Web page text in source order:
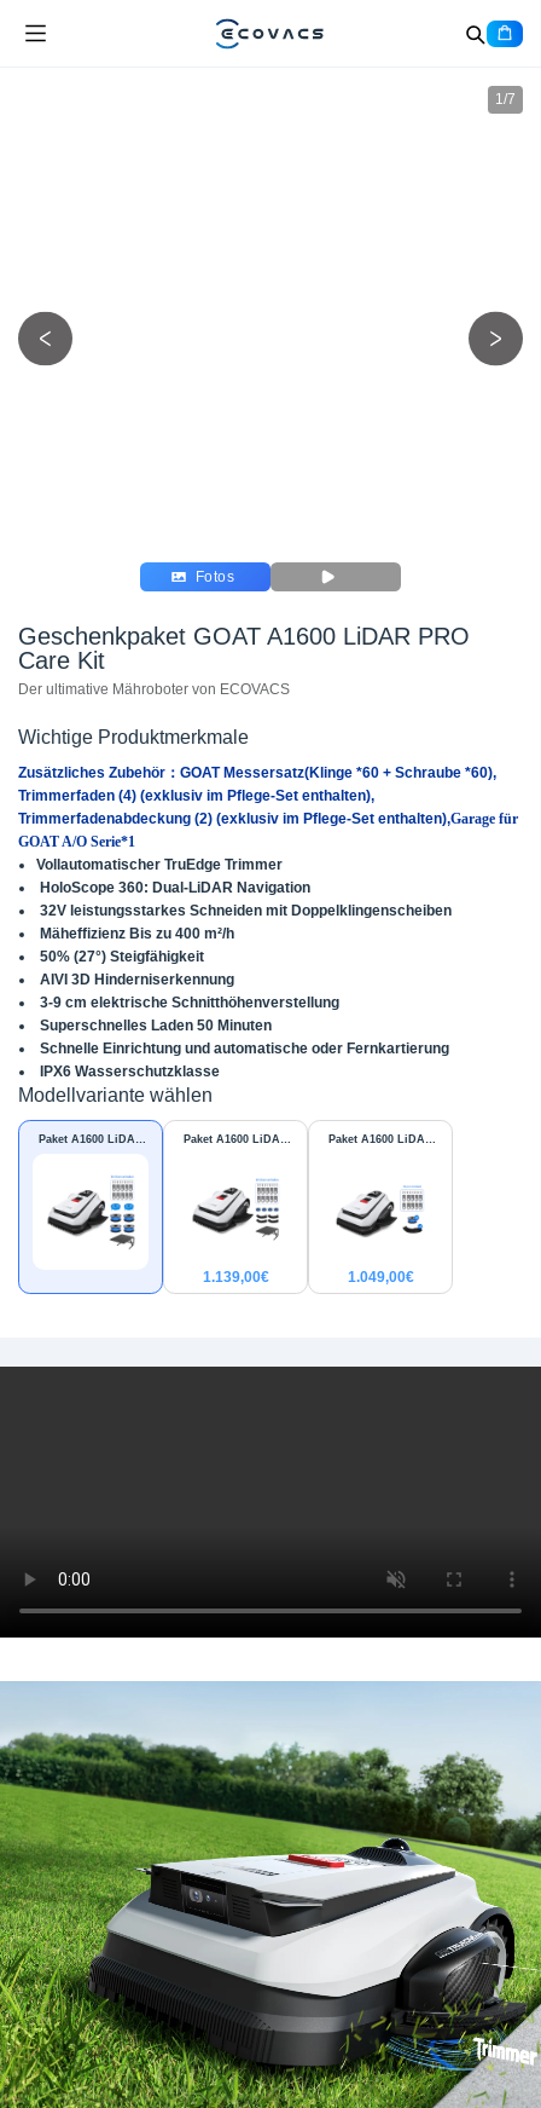
1/7
Fotos
Geschenkpaket GOAT A1600 LiDAR PRO
Care Kit
Der ultimative Mähroboter von ECOVACS
Wichtige Produktmerkmale
Zusätzliches Zubehör：GOAT Messersatz(Klinge *60 + Schraube *60),
Trimmerfaden (4) (exklusiv im Pflege-Set enthalten),
Trimmerfadenabdeckung (2) (exklusiv im Pflege-Set enthalten),Garage für
GOAT A/O Serie*1
Vollautomatischer TruEdge Trimmer
HoloScope 360: Dual-LiDAR Navigation
32V leistungsstarkes Schneiden mit Doppelklingenscheiben
Mäheffizienz Bis zu 400 m²/h
50% (27°) Steigfähigkeit
AIVI 3D Hinderniserkennung
3-9 cm elektrische Schnitthöhenverstellung
Superschnelles Laden 50 Minuten
Schnelle Einrichtung und automatische oder Fernkartierung
IPX6 Wasserschutzklasse
Modellvariante wählen
Paket A1600 LiDAR Paket A1600 LiDAR
1.139,00€
Paket A1600 LiDAR
1.049,00€